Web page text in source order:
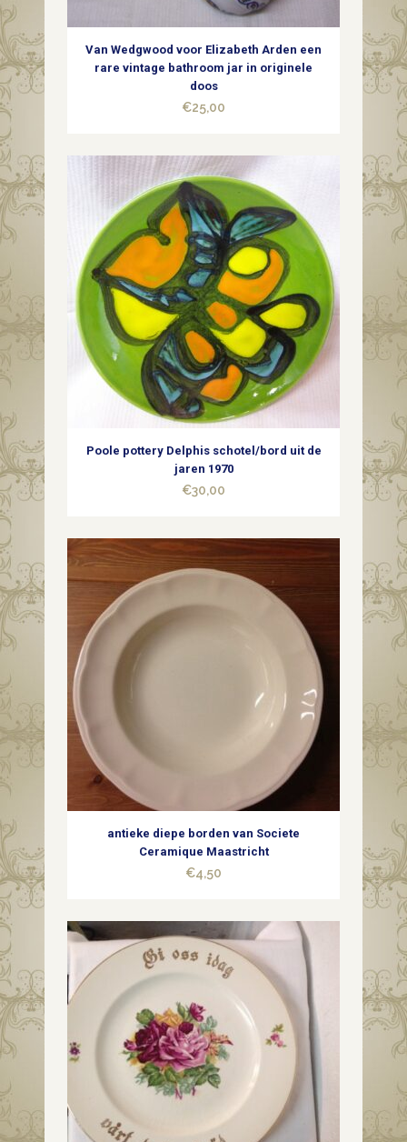
Van Wedgwood voor Elizabeth Arden een
rare vintage bathroom jar in originele
doos
€25,00
Poole pottery Delphis schotel/bord uit de
jaren 1970
€30,00
antieke diepe borden van Societe
Ceramique Maastricht
€4,50